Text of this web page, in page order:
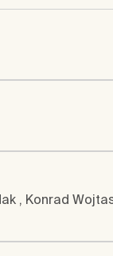
, Konrad